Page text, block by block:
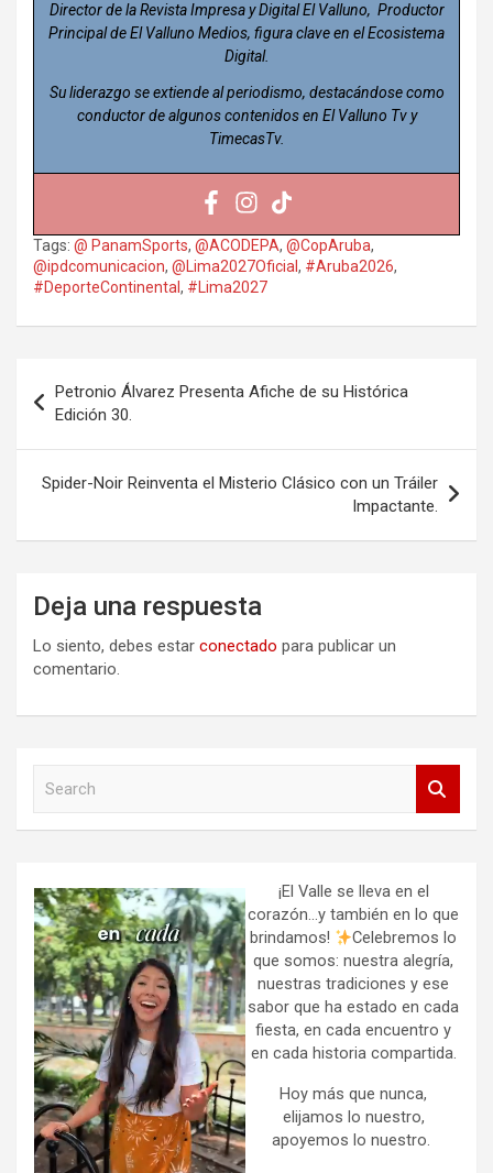
Director de la Revista Impresa y Digital El Valluno, Productor
Principal de El Valluno Medios, figura clave en el Ecosistema
Digital.
Su liderazgo se extiende al periodismo, destacándose como
conductor de algunos contenidos en El Valluno Tv y
TimecasTv.
Tags: @ PanamSports, @ACODEPA, @CopAruba,
@ipdcomunicacion, @Lima2027Oficial , #Aruba2026,
#DeporteContinental , #Lima2027
Navegación
de
entradas
Petronio Álvarez Presenta Afiche de su Histórica
Edición 30.
Spider-Noir Reinventa el Misterio Clásico con un Tráiler
Impactante.
Deja una respuesta
Lo siento, debes estar conectado para publicar un
comentario.
h
¡El Valle se lleva en el
corazón…y también en lo que
brindamos!
Celebremos lo
que somos: nuestra alegría,
nuestras tradiciones y ese
sabor que ha estado en cada
fiesta, en cada encuentro y
en cada historia compartida.
Hoy más que nunca,
elijamos lo nuestro,
apoyemos lo nuestro.